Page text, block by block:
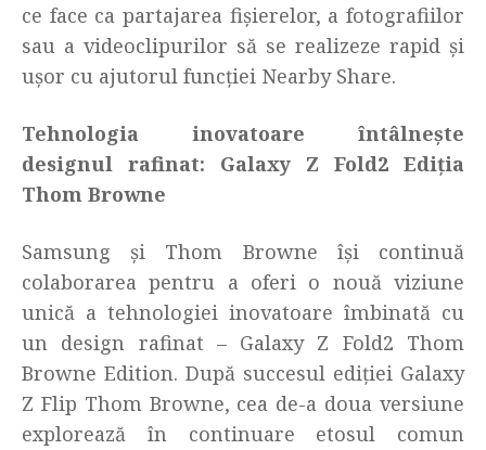
ce face ca partajarea fișierelor, a fotografiilor
sau a videoclipurilor să se realizeze rapid și
ușor cu ajutorul funcției Nearby Share.
Tehnologia inovatoare întâlnește
designul rafinat: Galaxy Z Fold2 Ediția
Thom Browne
Samsung și Thom Browne își continuă
colaborarea pentru a oferi o nouă viziune
unică a tehnologiei inovatoare îmbinată cu
un design rafinat – Galaxy Z Fold2 Thom
Browne Edition. După succesul ediției Galaxy
Z Flip Thom Browne, cea de-a doua versiune
explorează în continuare etosul comun